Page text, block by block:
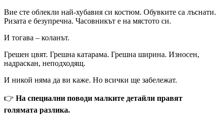
Вие сте облекли най-хубавия си костюм. Обувките са лъснати.
Ризата е безупречна. Часовникът е на мястото си.
И тогава – коланът.
Грешен цвят. Грешна катарама. Грешна ширина. Износен,
надраскан, неподходящ.
И никой няма да ви каже. Но всички ще забележат.
👉 На специални поводи малките детайли правят
голямата разлика.